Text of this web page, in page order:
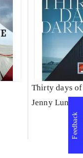
Thirty days
Jenny Lund
Feedback